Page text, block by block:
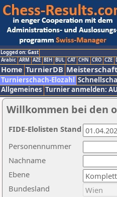
Logged on: Gast
Arabic ARM AZE BIH BUL CAT CHN CRO CZE
Home TurnierDB Meisterschaft
Turnierschach-Elozahl
Allgemeines Turnier anmelden:
Willkommen bei den
Nachname
Ebene
Personennummer
Bundesland
FIDE-Elolisten Stand